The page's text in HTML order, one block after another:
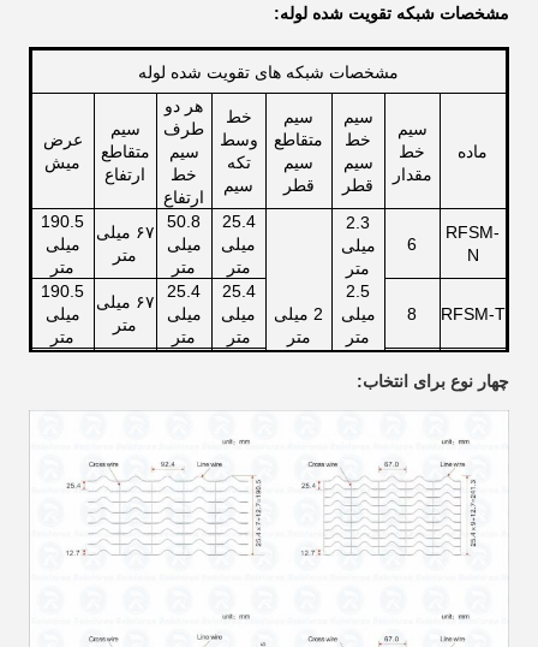
مشخصات شبکه تقویت شده لوله:
مشخصات شبکه های تقویت شده لوله
ماده
سیم
خط
مقدار
سیم
خط
سیم
قطر
سیم
متقاطع
سیم
قطر
خط
وسط
تکه
سیم
هر دو
طرف
سیم
خط
ارتفاع
سیم
متقاطع
ارتفاع
عرض
میش
RFSM-
N
6
2.3
میلی
متر
2.5
میلی
متر
میلی
متر
2 میلی
متر
25.4
میلی
متر
50.8
میلی
متر
۶۷ میلی
متر
190.5
میلی
متر
RFSM-T
8
25.4
میلی
متر
25.4
میلی
متر
۶۷ میلی
متر
190.5
میلی
متر
RFSM-L
8
متر
RFSM-
W
متر
متر
متر
چهار نوع برای انتخاب: